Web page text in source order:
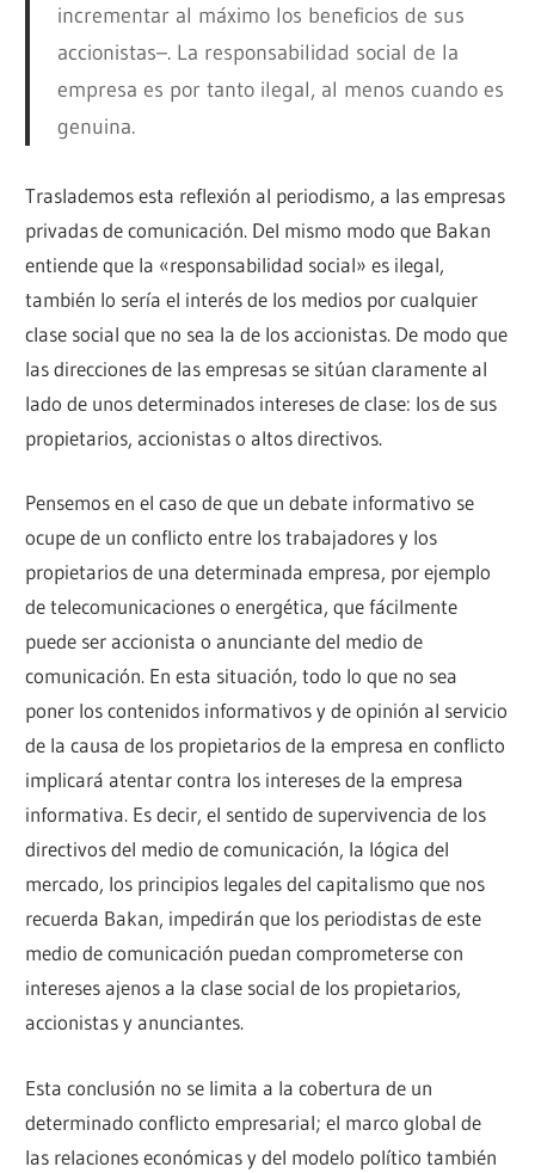
incrementar al máximo los beneficios de sus
accionistas–. La responsabilidad social de la
empresa es por tanto ilegal, al menos cuando es
genuina.
Traslademos esta reflexión al periodismo, a las empresas
privadas de comunicación. Del mismo modo que Bakan
entiende que la «responsabilidad social» es ilegal,
también lo sería el interés de los medios por cualquier
clase social que no sea la de los accionistas. De modo que
las direcciones de las empresas se sitúan claramente al
lado de unos determinados intereses de clase: los de sus
propietarios, accionistas o altos directivos.
Pensemos en el caso de que un debate informativo se
ocupe de un conflicto entre los trabajadores y los
propietarios de una determinada empresa, por ejemplo
de telecomunicaciones o energética, que fácilmente
puede ser accionista o anunciante del medio de
comunicación. En esta situación, todo lo que no sea
poner los contenidos informativos y de opinión al servicio
de la causa de los propietarios de la empresa en conflicto
implicará atentar contra los intereses de la empresa
informativa. Es decir, el sentido de supervivencia de los
directivos del medio de comunicación, la lógica del
mercado, los principios legales del capitalismo que nos
recuerda Bakan, impedirán que los periodistas de este
medio de comunicación puedan comprometerse con
intereses ajenos a la clase social de los propietarios,
accionistas y anunciantes.
Esta conclusión no se limita a la cobertura de un
determinado conflicto empresarial; el marco global de
las relaciones económicas y del modelo político también